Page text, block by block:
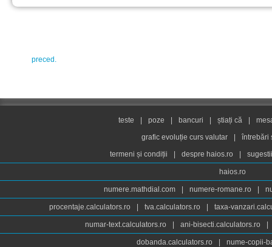
preced.
teste poze bancuri știați că
grafic evoluție curs valutar
întrebări
termeni și condiții
despre haios.ro
haios.ro
numere.mathdial.com numere-romane.ro
procentaje.calculators.ro tva.calculators.ro taxa-
numar-text.calculators.ro ani-bisecti.calculators.ro
dobanda.calculators.ro nume-copii-